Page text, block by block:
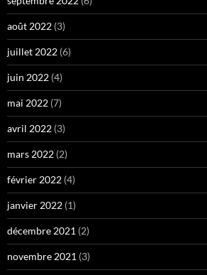
août 2022 (3)
juillet 2022 (6)
juin 2022 (4)
mai 2022 (7)
avril 2022 (3)
mars 2022 (2)
février 2022 (4)
janvier 2022 (1)
décembre 2021 (2)
novembre 2021 (3)